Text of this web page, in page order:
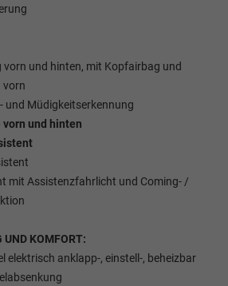
vorn und hinten, mit Kopfairbag und
vorn
und Müdigkeitserkennung
und hinten
mit Assistenzfahrlicht und Coming- /
UND KOMFORT:
elektrisch anklapp-, einstell-, beheizbar